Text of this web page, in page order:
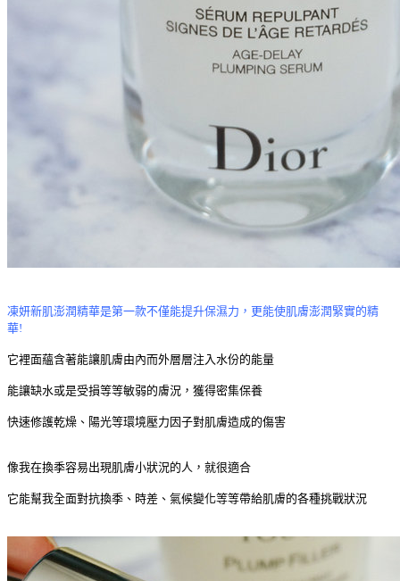
凍妍新肌澎潤精華是第一款不僅能提升保濕力，更能使肌膚澎潤緊實的精
華!
它裡面蘊含著能讓肌膚由內而外層層注入水份的能量
能讓缺水或是受損等等敏弱的膚況，獲得密集保養
快速修護乾燥、陽光等環境壓力因子對肌膚造成的傷害
像我在換季容易出現肌膚小狀況的人，就很適合
它能幫我全面對抗換季、時差、氣候變化等等帶給肌膚的各種挑戰狀況